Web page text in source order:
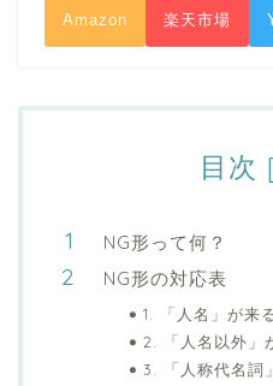
Amazon 楽天市場
目次
NG形って何？
NG形の対応表
1. 「人名」が来
2. 「人名以外」
3. 「人称代名詞